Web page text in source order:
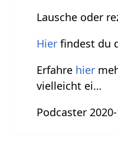
Lausche oder
Hierfindest du
Erfahre hier
vielleicht ei…
Podcaster